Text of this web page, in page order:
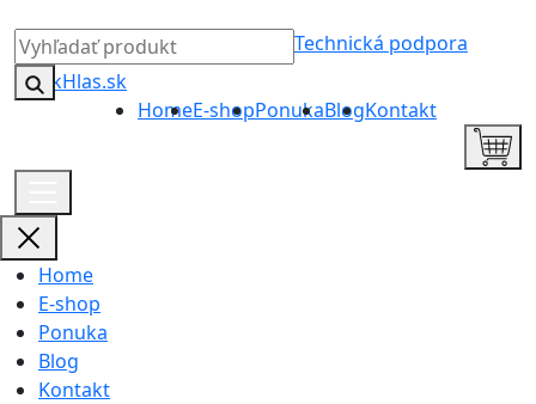
Technická podpora
HomeE-shopPonukaBlogKontakt
Home
E-shop
Ponuka
Blog
Kontakt